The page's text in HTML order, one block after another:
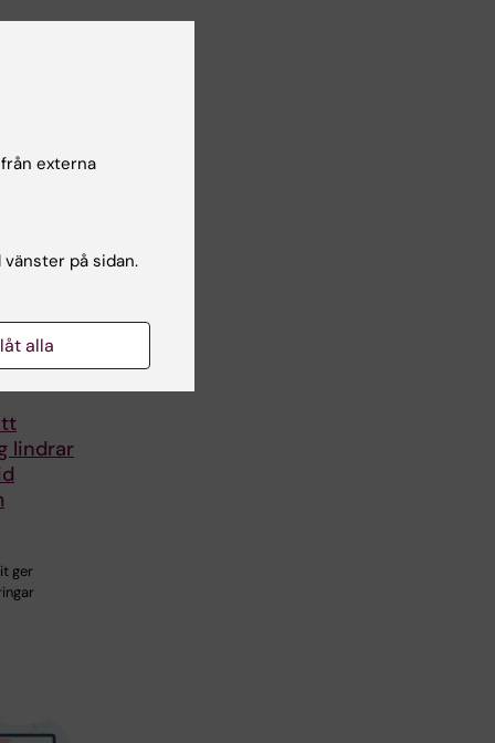
lindrar
ger
externa
på sidan.
alla